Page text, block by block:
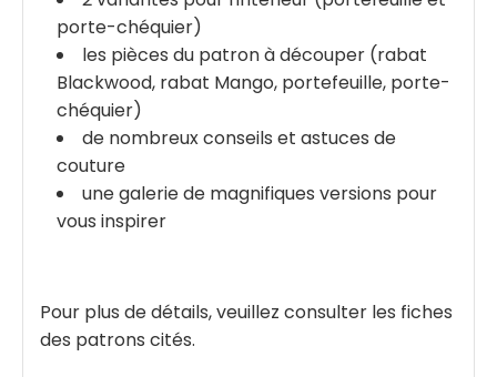
porte-chéquier)
les pièces du patron à découper (rabat
Blackwood, rabat Mango, portefeuille, porte-
chéquier)
de nombreux conseils et astuces de
couture
une galerie de magnifiques versions pour
vous inspirer
Pour plus de détails, veuillez consulter les fiches
des patrons cités.